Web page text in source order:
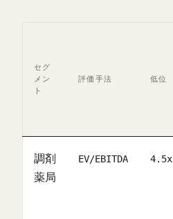
セグ
メン
ト
評価手法 低位
調剤
薬局
EV/EBITDA 4.5x